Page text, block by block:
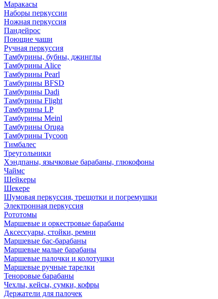
Маракасы
Наборы перкуссии
Ножная перкуссия
Пандейрос
Поющие чаши
Ручная перкуссия
Тамбурины, бубны, джинглы
Тамбурины Alice
Тамбурины Pearl
Тамбурины BFSD
Тамбурины Dadi
Тамбурины Flight
Тамбурины LP
Тамбурины Meinl
Тамбурины Oruga
Тамбурины Tycoon
Тимбалес
Треугольники
Хэндпаны, язычковые барабаны, глюкофоны
Чаймс
Шейкеры
Шекере
Шумовая перкуссия, трещотки и погремушки
Электронная перкуссия
Рототомы
Маршевые и оркестровые барабаны
Аксессуары, стойки, ремни
Маршевые бас-барабаны
Маршевые малые барабаны
Маршевые палочки и колотушки
Маршевые ручные тарелки
Теноровые барабаны
Чехлы, кейсы, сумки, кофры
Держатели для палочек